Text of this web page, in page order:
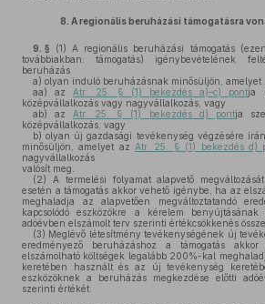
8. A regionális beruházási támogatásra
9. § (1) A regionális beruházási támogatás
továbbiakban: támogatás) igénybevételének
beruházás
a) olyan induló beruházásnak minősüljön, amelyet
aa) az Atr. 25. § (1) bekezdés a)–c) pontja
középvállalkozás vagy nagyvállalkozás, vagy
ab) az Atr. 25. § (1) bekezdés d) pontja
középvállalkozás, vagy
b) olyan új gazdasági tevékenység végzésére
minősüljön, amelyet az Atr. 25. § (1) bekezdés d)
nagyvállalkozás
valósít meg.
(2) A termelési folyamat alapvető
esetén a támogatás akkor vehető igénybe, ha az
meghaladja az alapvetően megváltoztatandó
kapcsolódó eszközökre a kérelem benyújtásának
adóévben elszámolt terv szerinti értékcsökkenés
(3) Meglévő létesítmény tevékenységének új
eredményező beruházáshoz a támogatás
elszámolható költségek legalább 200%-kal
keretében használt és az új tevékenység
eszközöknek a beruházás megkezdése előtti
szerinti értékét.